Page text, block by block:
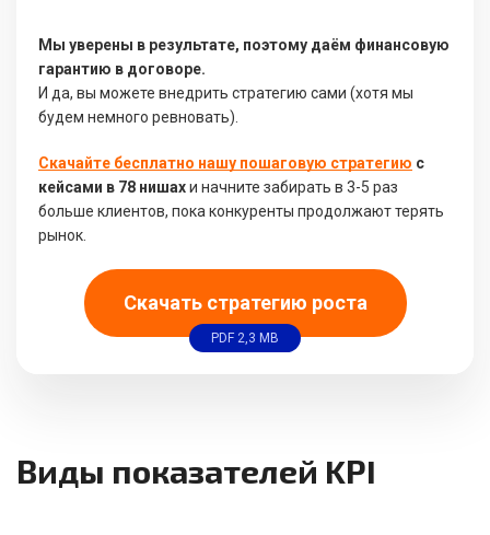
Мы уверены в результате, поэтому даём финансовую
гарантию в договоре.
И да, вы можете внедрить стратегию сами (хотя мы
будем немного ревновать).
Скачайте бесплатно нашу пошаговую стратегию с
кейсами в 78 нишахи начните забирать в 3-5 раз
больше клиентов, пока конкуренты продолжают терять
рынок.
Скачать стратегию роста
PDF 2,3 MB
Виды показателей KPI